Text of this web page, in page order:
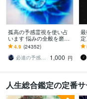
孤高の予感霊視を使い占
います 悩みの全般を磨き
上げ、研ぎ澄ました予感
より霊視により導きます
4.9 (24352)
必達の予感霊視 渡邊 潤一
1,000 円
り
人生総合鑑定の定番